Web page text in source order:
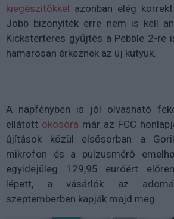
kiegészítőkkel azonban elég
Jobb bizonyíték erre nem is kell
Kicksterteres gyűjtés a Pebble 2-re
hamarosan érkeznek az új kütyük.
A napfényben is jól olvasható
ellátott okosóra már az FCC
újítások közül elsősorban a
mikrofon és a pulzusmérő
egyidejűleg 129,95 euróért
lépett, a vásárlók az
szeptemberben kapják majd meg.